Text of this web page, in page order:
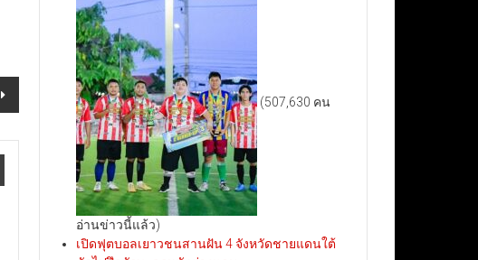
(507,630 คน
อ่านข่าวนี้แล้ว)
เปิดฟุตบอลเยาวชนสานฝัน 4 จังหวัดชายแดนใต้